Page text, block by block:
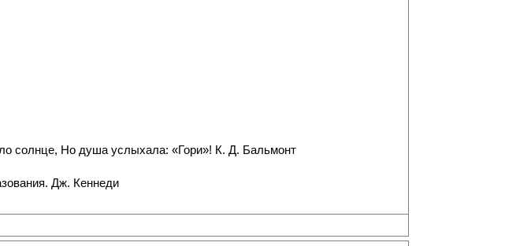
солнце, Но душа услыхала: «Гори»! К. Д. Бальмонт
Дж. Кеннеди